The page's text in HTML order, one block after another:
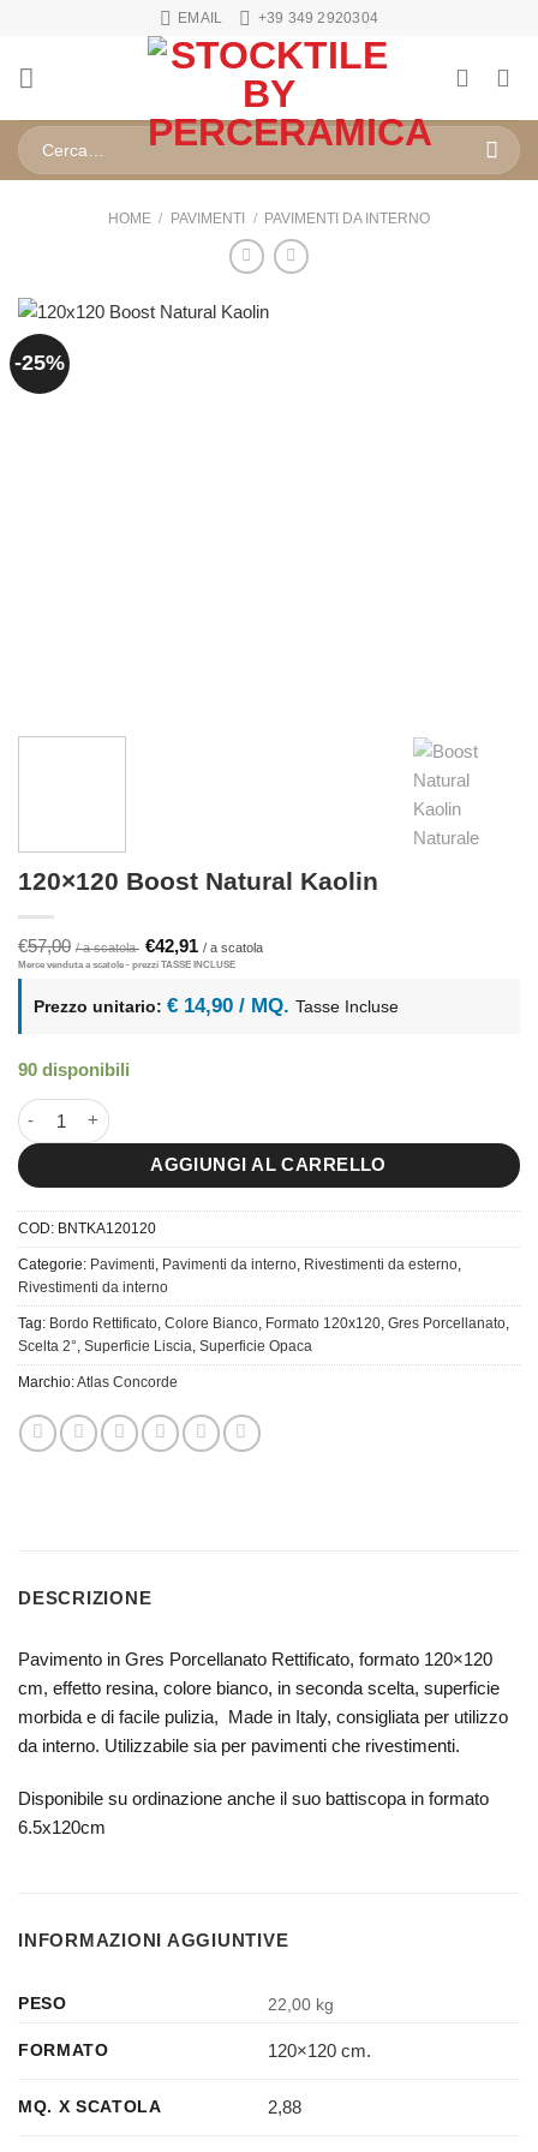
contenuti
EMAIL +39 349 2920304
Cerca:
HOME / PAVIMENTI / PAVIMENTI DA INTERNO
-25%
120×120 Boost Natural Kaolin
€57,00
Il
prezzo
era:
€57,00.
€42,91
Il
è:
€42,91.
Prezzo unitario: € 14,90 / MQ. Tasse Incluse
90 disponibili
120x120 Boost Natural Kaolin quantità
AGGIUNGI AL CARRELLO
COD: BNTKA120120
Categorie: Pavimenti, Pavimenti da interno, Rivestimenti da esterno,
Rivestimenti da interno
Tag: Bordo Rettificato, Colore Bianco, Formato 120x120, Gres Porcellanato,
Scelta 2°, Superficie Liscia, Superficie Opaca
Marchio:Atlas Concorde
DESCRIZIONE
Pavimento in Gres Porcellanato Rettificato, formato 120×120
cm, effetto resina, colore bianco, in seconda scelta, superficie
morbida e di facile pulizia, Made in Italy, consigliata per utilizzo
da interno. Utilizzabile sia per pavimenti che rivestimenti.
Disponibile su ordinazione anche il suo battiscopa in formato
6.5x120cm
INFORMAZIONI AGGIUNTIVE
PESO 22,00 kg
FORMATO 120×120 cm.
MQ. X SCATOLA 2,88